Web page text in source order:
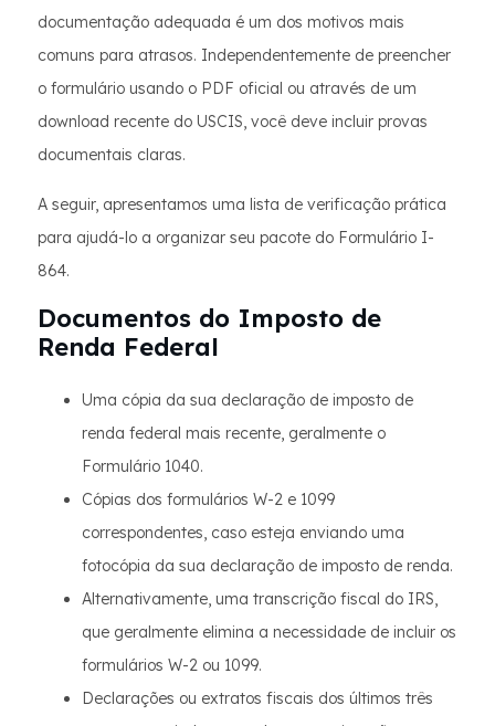
documentação adequada é um dos motivos mais
comuns para atrasos. Independentemente de preencher
o formulário usando o PDF oficial ou através de um
download recente do USCIS, você deve incluir provas
documentais claras.
A seguir, apresentamos uma lista de verificação prática
para ajudá-lo a organizar seu pacote do Formulário I-
864.
Documentos do Imposto de
Renda Federal
Uma cópia da sua declaração de imposto de
renda federal mais recente, geralmente o
Formulário 1040.
Cópias dos formulários W-2 e 1099
correspondentes, caso esteja enviando uma
fotocópia da sua declaração de imposto de renda.
Alternativamente, uma transcrição fiscal do IRS,
que geralmente elimina a necessidade de incluir os
formulários W-2 ou 1099.
Declarações ou extratos fiscais dos últimos três